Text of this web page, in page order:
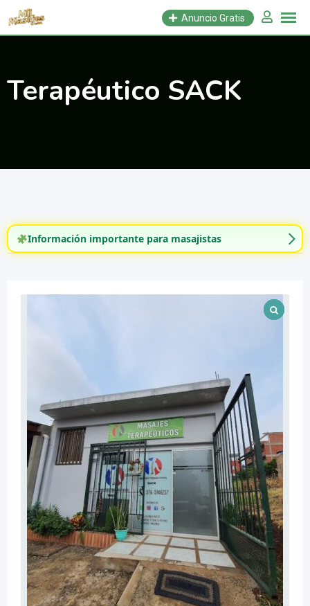
Saltar
Anuncio Gratis
Terapéutico SACK
Información importante para masajistas